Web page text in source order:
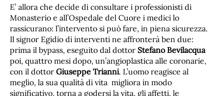
E’ allora che decide di consultare i professionisti di
Monasterio e all’Ospedale del Cuore i medici lo
rassicurano: l’intervento si può fare, in piena sicurezza.
Il signor Egidio di interventi ne affronterà ben due:
prima il bypass, eseguito dal dottor Stefano Bevilacqua
poi, quattro mesi dopo, un’angioplastica alle coronarie,
con il dottor Giuseppe Trianni. L’uomo reagisce al
meglio, la sua qualità di vita migliora in modo
significativo, torna a godersi la vita, gli affetti, le